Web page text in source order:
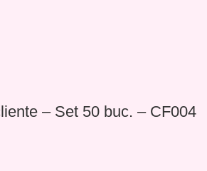
– Set 50 buc. – CF004